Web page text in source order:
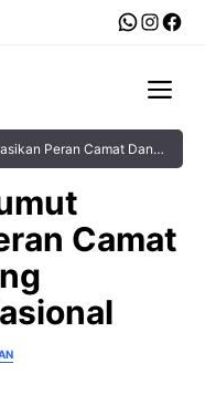
Peran Camat Dan
Camat